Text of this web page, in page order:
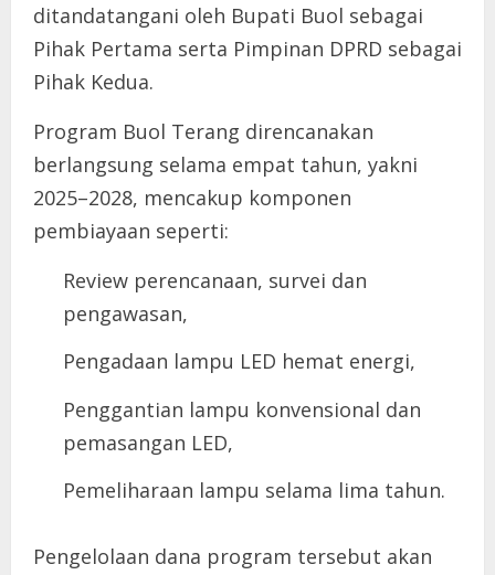
ditandatangani oleh Bupati Buol sebagai
Pihak Pertama serta Pimpinan DPRD sebagai
Pihak Kedua.
Program Buol Terang direncanakan
berlangsung selama empat tahun, yakni
2025–2028, mencakup komponen
pembiayaan seperti:
Review perencanaan, survei dan
pengawasan,
Pengadaan lampu LED hemat energi,
Penggantian lampu konvensional dan
pemasangan LED,
Pemeliharaan lampu selama lima tahun.
Pengelolaan dana program tersebut akan